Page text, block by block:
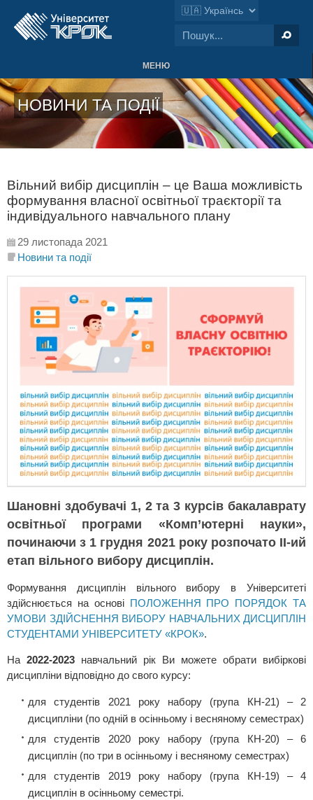
МЕНЮ
НОВИНИ ТА ПОДІЇ
Вільний вибір дисциплін – це Ваша можливість
формування власної освітньої траєкторії та
індивідуального навчального плану
29 листопада 2021
Новини та події
Шановні здобувачі 1, 2 та 3 курсів бакалаврату
освітньої програми «Комп’ютерні науки»,
починаючи з 1 грудня 2021 року розпочато ІІ-ий
етап вільного вибору дисциплін.
Формування дисциплін вільного вибору в Університеті
здійснюється на основі ПОЛОЖЕННЯ ПРО ПОРЯДОК ТА
УМОВИ ЗДІЙСНЕННЯ ВИБОРУ НАВЧАЛЬНИХ ДИСЦИПЛІН
СТУДЕНТАМИ УНІВЕРСИТЕТУ «КРОК».
На 2022-2023 навчальний рік Ви можете обрати вибіркові
дисципліни відповідно до свого курсу:
для студентів 2021 року набору (група КН-21) – 2
дисципліни (по одній в осінньому і весняному семестрах)
для студентів 2020 року набору (група КН-20) – 6
дисциплін (по три в осінньому і весняному семестрах)
для студентів 2019 року набору (група КН-19) – 4
дисциплін в осінньому семестрі.